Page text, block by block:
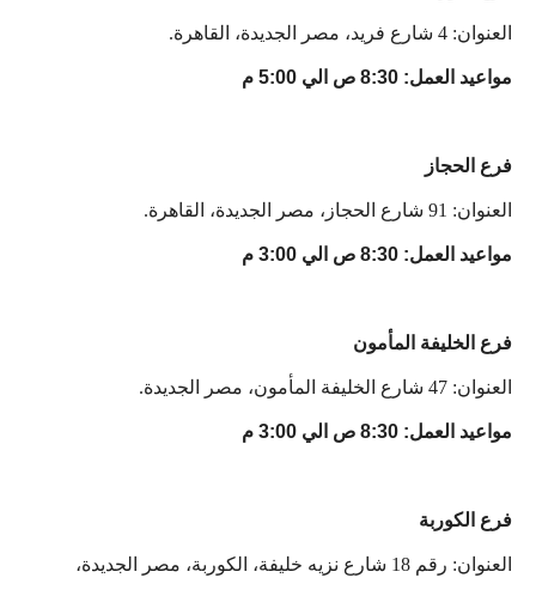
العنوان: 4 شارع فريد، مصر الجديدة، القاهرة.
مواعيد العمل: 8:30 ص الي 5:00 م
فرع الحجاز
العنوان: 91 شارع الحجاز، مصر الجديدة، القاهرة.
مواعيد العمل: 8:30 ص الي 3:00 م
فرع الخليفة المأمون
العنوان: 47 شارع الخليفة المأمون، مصر الجديدة.
مواعيد العمل: 8:30 ص الي 3:00 م
فرع الكوربة
العنوان: رقم 18 شارع نزيه خليفة، الكوربة، مصر الجديدة،